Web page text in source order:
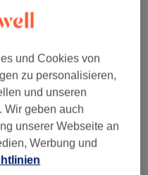
in deiner Nähe
finden
und Cookies von
zu personalisieren,
und unseren
Wir geben auch
unserer Webseite an
Werbung und